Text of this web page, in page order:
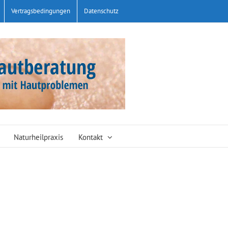
Vertragsbedingungen Datenschutz
Naturheilpraxis Kontakt